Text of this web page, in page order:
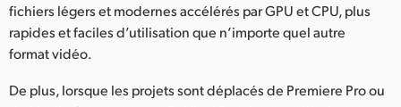
United States
fichiers légers et modernes accélérés par GPU et CPU, plus
rapides et faciles d’utilisation que n’importe quel autre
format vidéo.
De plus, lorsque les projets sont déplacés de Premiere Pro ou